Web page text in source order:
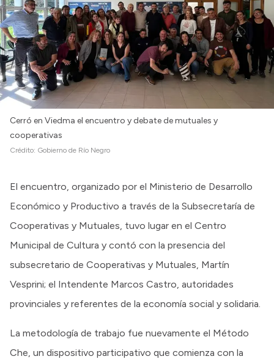
Cerró en Viedma el encuentro y debate de mutuales y
cooperativas
Crédito: Gobierno de Río Negro
El encuentro, organizado por el Ministerio de Desarrollo
Económico y Productivo a través de la Subsecretaría de
Cooperativas y Mutuales, tuvo lugar en el Centro
Municipal de Cultura y contó con la presencia del
subsecretario de Cooperativas y Mutuales, Martín
Vesprini; el Intendente Marcos Castro, autoridades
provinciales y referentes de la economía social y solidaria.
La metodología de trabajo fue nuevamente el Método
Che, un dispositivo participativo que comienza con la